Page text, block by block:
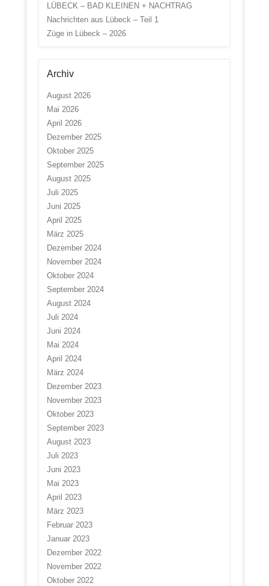
LÜBECK – BAD KLEINEN + NACHTRAG
Nachrichten aus Lübeck – Teil 1
Züge in Lübeck – 2026
Archiv
August 2026
Mai 2026
April 2026
Dezember 2025
Oktober 2025
September 2025
August 2025
Juli 2025
Juni 2025
April 2025
März 2025
Dezember 2024
November 2024
Oktober 2024
September 2024
August 2024
Juli 2024
Juni 2024
Mai 2024
April 2024
März 2024
Dezember 2023
November 2023
Oktober 2023
September 2023
August 2023
Juli 2023
Juni 2023
Mai 2023
April 2023
März 2023
Februar 2023
Januar 2023
Dezember 2022
November 2022
Oktober 2022